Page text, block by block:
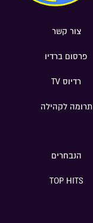
צור קשר
פרסום ברדיו
רדיוס TV
תרומה לקהילה
הנבחרים
TOP HITS